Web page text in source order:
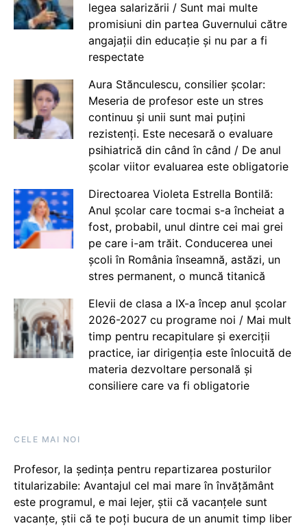
legea salarizării / Sunt mai multe
promisiuni din partea Guvernului către
angajații din educație și nu par a fi
respectate
Aura Stănculescu, consilier școlar:
Meseria de profesor este un stres
continuu și unii sunt mai puțini
rezistenți. Este necesară o evaluare
psihiatrică din când în când / De anul
școlar viitor evaluarea este obligatorie
Directoarea Violeta Estrella Bontilă:
Anul școlar care tocmai s-a încheiat a
fost, probabil, unul dintre cei mai grei
pe care i-am trăit. Conducerea unei
școli în România înseamnă, astăzi, un
stres permanent, o muncă titanică
Elevii de clasa a IX-a încep anul școlar
2026-2027 cu programe noi / Mai mult
timp pentru recapitulare și exerciții
practice, iar dirigenția este înlocuită de
materia dezvoltare personală și
consiliere care va fi obligatorie
CELE MAI NOI
Profesor, la ședința pentru repartizarea posturilor
titularizabile: Avantajul cel mai mare în învățământ
este programul, e mai lejer, știi că vacanțele sunt
vacanţe, știi că te poți bucura de un anumit timp liber